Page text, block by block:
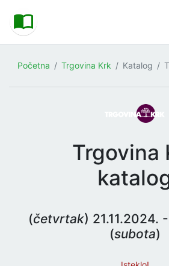
Početna Trgovina Krk Katalog
Trgovina
(četvrtak) 21.11.2024.
(subota)